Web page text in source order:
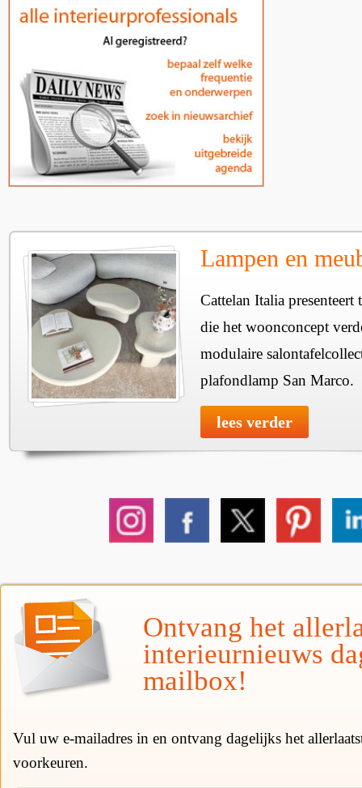
Lampen en
Cattelan Italia
die het woonconcept
modulaire
plafondlamp San Marco.
lees verder
Ontvang het
interieurnieuws
mailbox!
Vul uw e-mailadres in en ontvang dagelijks het
voorkeuren.